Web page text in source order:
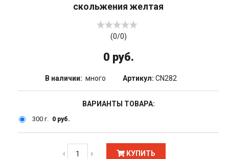
скольжения желтая
(0/0)
0 руб.
В наличии: много Артикул: CN282
ВАРИАНТЫ ТОВАРА:
300 г. 0 руб.
КУПИТЬ